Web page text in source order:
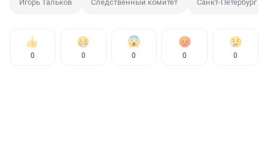
Игорь Тальков Следственный комитет Санкт-Петербург
0 0 0 0 0